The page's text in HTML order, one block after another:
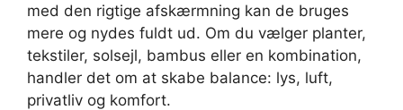
med den rigtige afskærmning kan de bruges
mere og nydes fuldt ud. Om du vælger planter,
tekstiler, solsejl, bambus eller en kombination,
handler det om at skabe balance: lys, luft,
privatliv og komfort.